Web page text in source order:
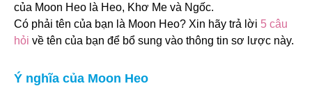
của Moon Heo là Heo, Khơ Me và Ngốc.
Có phải tên của bạn là Moon Heo? Xin hãy trả lời 5 câu
hỏi về tên của bạn để bổ sung vào thông tin sơ lược này.
Ý nghĩa của Moon Heo